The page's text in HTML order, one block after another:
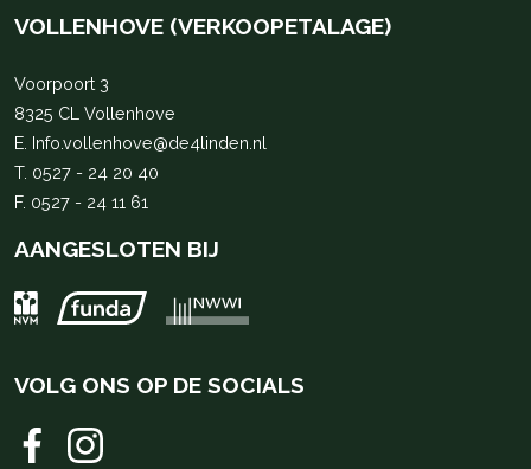
VOLLENHOVE (VERKOOPETALAGE)
Voorpoort 3
8325 CL Vollenhove
E. Info.vollenhove@de4linden.nl
T. 0527 - 24 20 40
F. 0527 - 24 11 61
AANGESLOTEN BIJ
VOLG ONS OP DE SOCIALS